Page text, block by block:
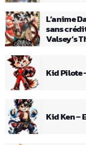
L’anime
sans
Valsey’s
Kid Pilote
Kid Ken –